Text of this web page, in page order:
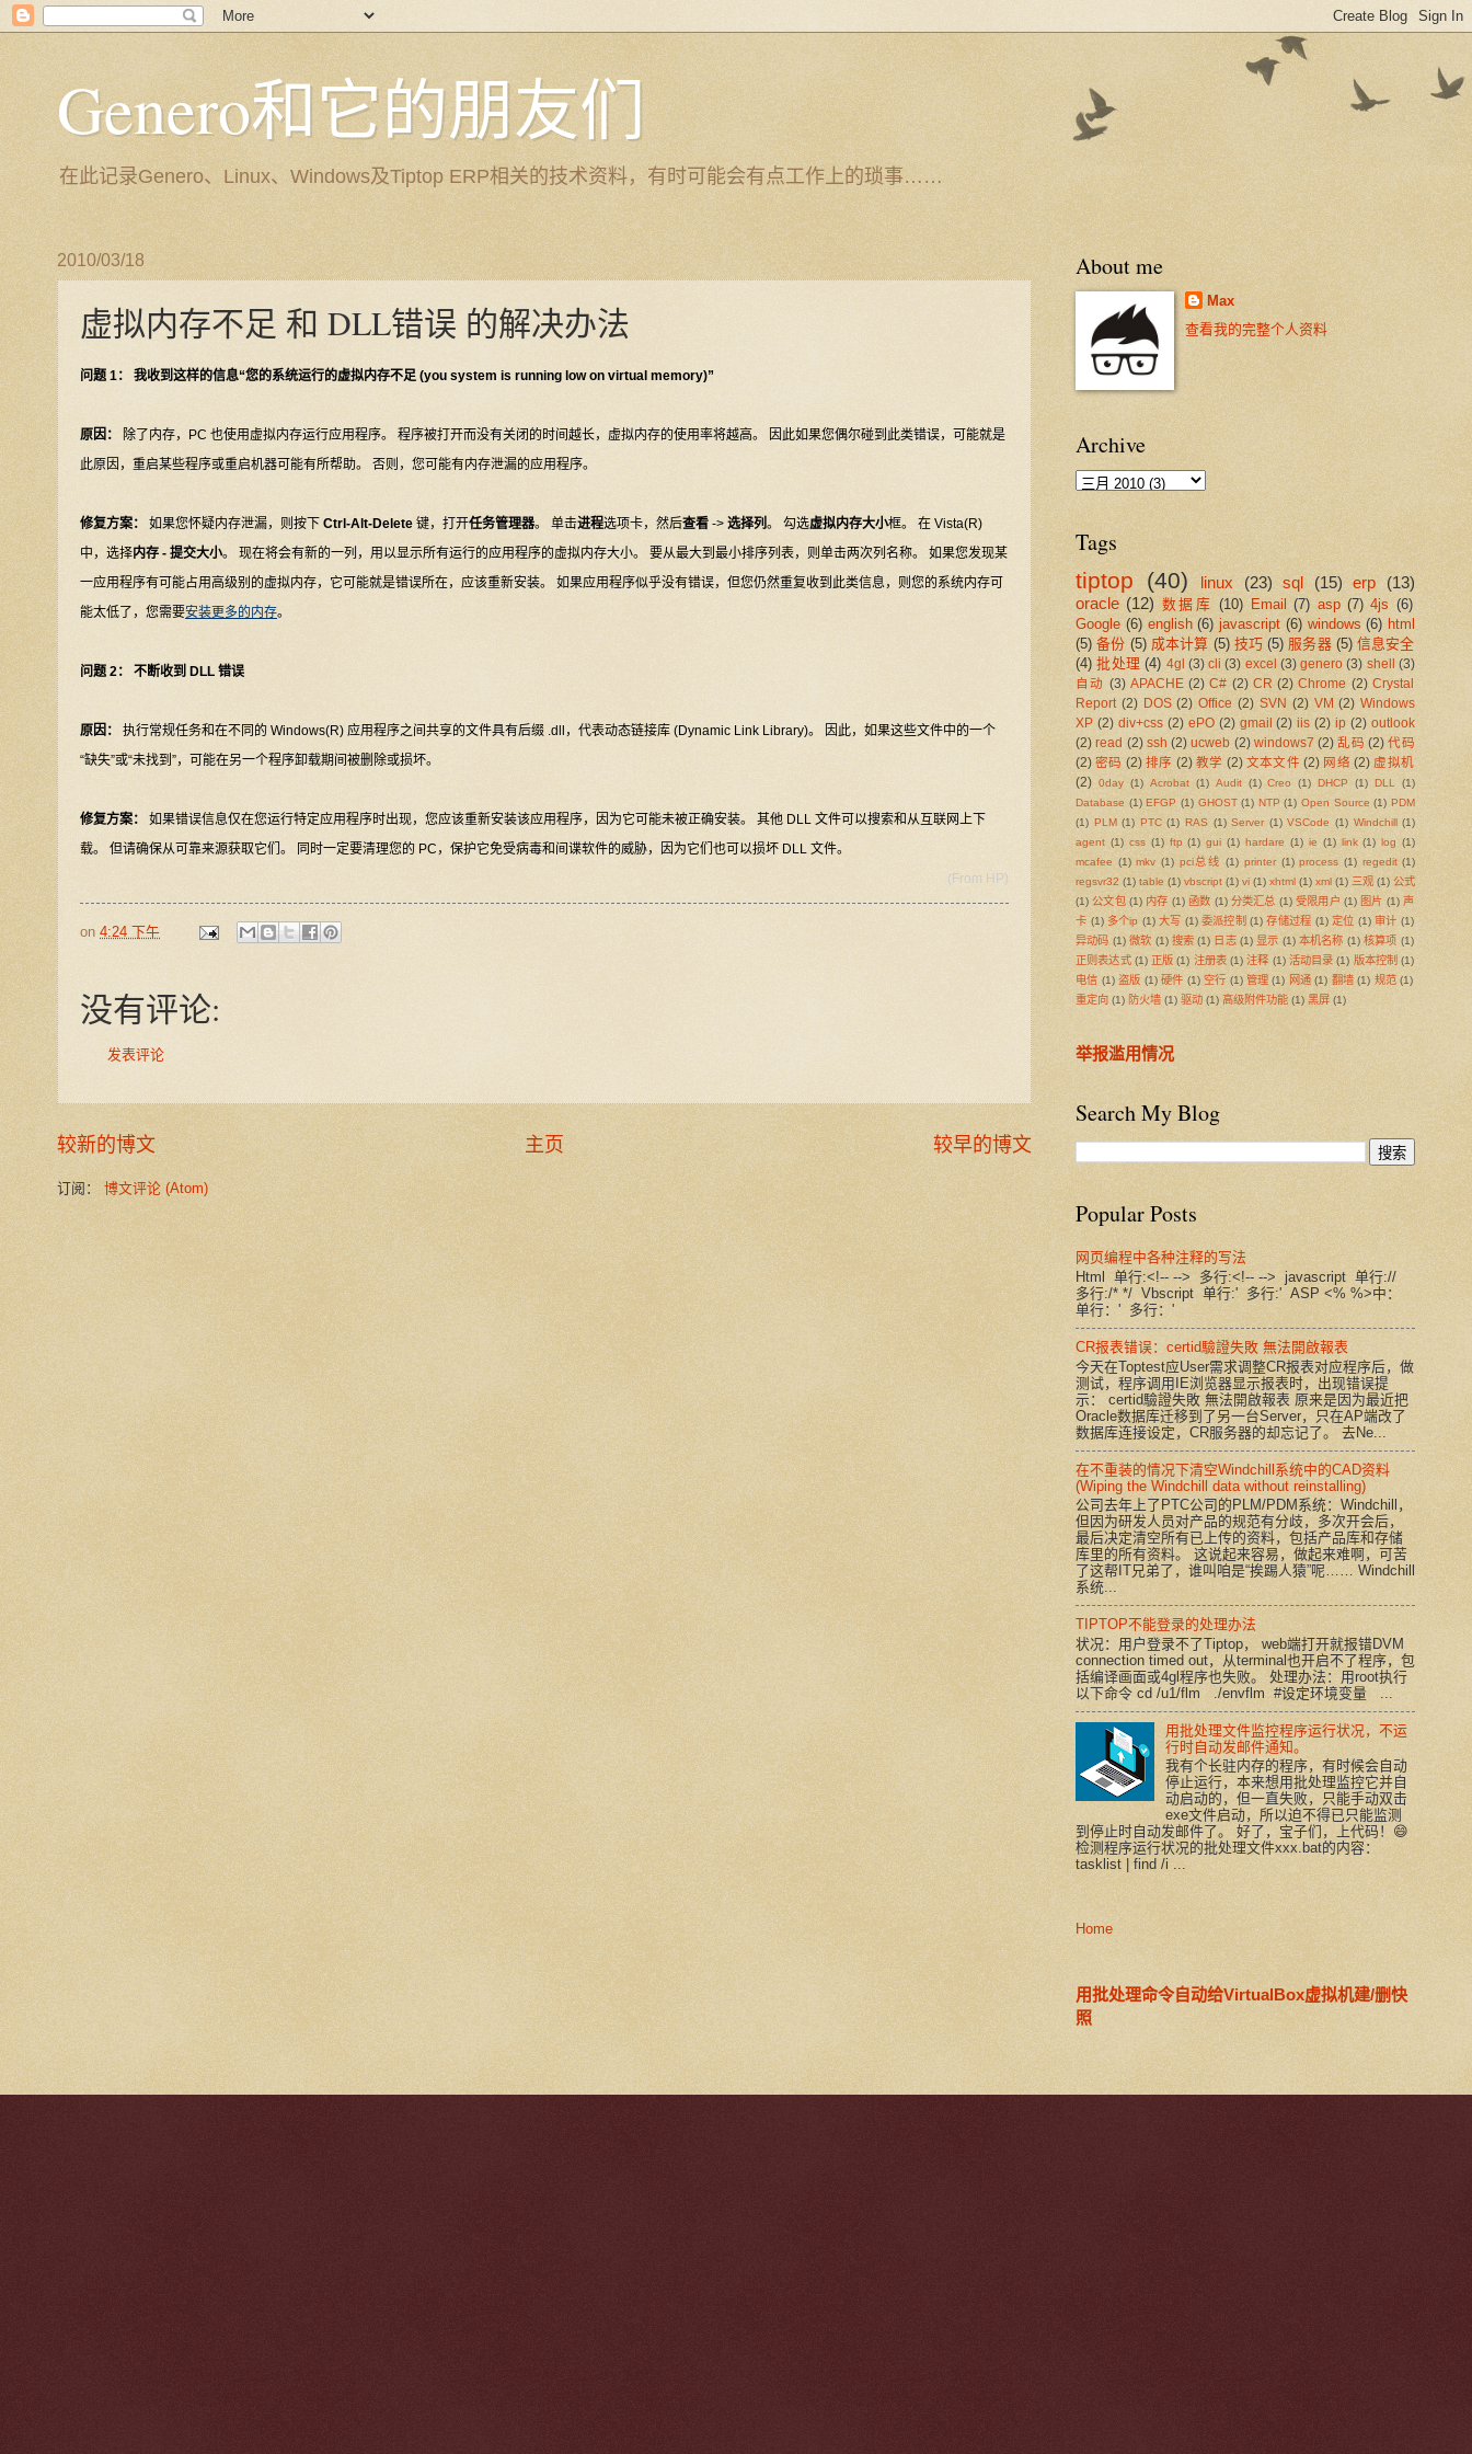
Genero和它的朋友们
在此记录Genero、Linux、Windows及Tiptop ERP相关的技术资料，有时可能会有点工作上的琐事……
2010/03/18
虚拟内存不足 和 DLL错误 的解决办法
问题 1： 我收到这样的信息“您的系统运行的虚拟内存不足 (you system is running low on virtual memory)”
原因：
除了内存，PC 也使用虚拟内存运行应用程序。 程序被打开而没有关闭的时间越长，虚拟内存的使用率将越高。 因此如果您偶尔碰到此类错误，可能就是
此原因，重启某些程序或重启机器可能有所帮助。 否则，您可能有内存泄漏的应用程序。
修复方案： 如果您怀疑内存泄漏，则按下 Ctrl-Alt-Delete 键，打开任务管理器。 单击进程选项卡，然后查看 -> 选择列。 勾选虚拟内存大小框。 在 Vista(R)
中，选择内存 - 提交大小。 现在将会有新的一列，用以显示所有运行的应用程序的虚拟内存大小。 要从最大到最小排序列表，则单击两次列名称。 如果您发现某
一应用程序有可能占用高级别的虚拟内存，它可能就是错误所在，应该重新安装。 如果应用程序似乎没有错误，但您仍然重复收到此类信息，则您的系统内存可
能太低了，您需要安装更多的内存。
问题 2： 不断收到 DLL 错误
原因：
执行常规任务和在不同的 Windows(R) 应用程序之间共享的文件具有后缀 .dll，代表动态链接库 (Dynamic Link Library)。 因此，如果这些文件中的一个
“缺失”或“未找到”，可能在另一个程序卸载期间被删除或损坏。
修复方案：
如果错误信息仅在您运行特定应用程序时出现，您应该重新安装该应用程序，因为它可能未被正确安装。 其他 DLL 文件可以搜索和从互联网上下
载。 但请确保从可靠来源获取它们。 同时一定要清理您的 PC，保护它免受病毒和间谍软件的威胁，因为它们也可以损坏 DLL 文件。
(From HP)
on 4:24 下午
没有评论:
发表评论
较新的博文 较早的博文
主页
订阅： 博文评论 (Atom)
About me
Max
查看我的完整个人资料
Archive
Tags
tiptop (40) linux (23) sql (15) erp
(13)
oracle (12) 数据库 (10) Email (7) asp (7) 4js (6)
Google (6) english (6) javascript (6) windows (6) html
(5) 备份 (5) 成本计算 (5) 技巧 (5) 服务器 (5) 信息安全
(4) 批处理 (4) 4gl (3) cli (3) excel (3) genero (3) shell
(3)
自动 (3) APACHE (2) C# (2) CR (2) Chrome (2) Crystal
Report (2) DOS (2) Office (2) SVN (2) VM (2) Windows
XP (2) div+css (2) ePO (2) gmail (2) iis (2) ip (2) outlook
(2) read (2) ssh (2) ucweb (2) windows7 (2) 乱码 (2) 代码
(2) 密码 (2) 排序 (2) 教学 (2) 文本文件 (2) 网络 (2) 虚拟机
(2) 0day (1) Acrobat (1) Audit (1) Creo (1) DHCP (1) DLL (1)
Database (1) EFGP (1) GHOST (1) NTP (1) Open Source (1) PDM
(1) PLM (1) PTC (1) RAS (1) Server (1) VSCode (1) Windchill
(1)
agent (1) css (1) ftp (1) gui (1) hardare (1) ie (1) link (1) log (1)
mcafee (1) mkv (1) pci总线 (1) printer (1) process (1) regedit (1)
regsvr32 (1) table (1) vbscript (1) vi (1) xhtml (1) xml (1) 三观 (1) 公式
(1) 公文包 (1) 内存 (1) 函数 (1) 分类汇总 (1) 受限用户 (1) 图片 (1) 声
卡 (1) 多个ip (1) 大写 (1) 委派控制 (1) 存储过程 (1) 定位 (1) 审计 (1)
异动码 (1) 微软 (1) 搜索 (1) 日志 (1) 显示 (1) 本机名称 (1) 核算项 (1)
正则表达式 (1) 正版 (1) 注册表 (1) 注释 (1) 活动目录 (1) 版本控制 (1)
电信 (1) 盗版 (1) 硬件 (1) 空行 (1) 管理 (1) 网通 (1) 翻墙 (1) 规范 (1)
重定向 (1) 防火墙 (1) 驱动 (1) 高级附件功能 (1) 黑屏 (1)
举报滥用情况
Search My Blog
Popular Posts
网页编程中各种注释的写法
Html 单行:<!-- --> 多行:<!-- --> javascript 单行://
多行:/* */ Vbscript 单行:' 多行:' ASP <% %>中：
单行：' 多行：'
CR报表错误：certid驗證失敗 無法開啟報表
今天在Toptest应User需求调整CR报表对应程序后，做
测试，程序调用IE浏览器显示报表时，出现错误提
示： certid驗證失敗 無法開啟報表 原来是因为最近把
Oracle数据库迁移到了另一台Server，只在AP端改了
数据库连接设定，CR服务器的却忘记了。 去Ne...
在不重装的情况下清空Windchill系统中的CAD资料
(Wiping the Windchill data without reinstalling)
公司去年上了PTC公司的PLM/PDM系统：Windchill，
但因为研发人员对产品的规范有分歧，多次开会后，
最后决定清空所有已上传的资料，包括产品库和存储
库里的所有资料。 这说起来容易，做起来难啊，可苦
了这帮IT兄弟了，谁叫咱是“挨踢人猿”呢…… Windchill
系统...
TIPTOP不能登录的处理办法
状况：用户登录不了Tiptop， web端打开就报错DVM
connection timed out，从terminal也开启不了程序，包
括编译画面或4gl程序也失败。 处理办法：用root执行
以下命令 cd /u1/flm ./envflm #设定环境变量 ...
用批处理文件监控程序运行状况，不运
行时自动发邮件通知。
我有个长驻内存的程序，有时候会自动
停止运行，本来想用批处理监控它并自
动启动的，但一直失败，只能手动双击
exe文件启动，所以迫不得已只能监测
到停止时自动发邮件了。 好了，宝子们，上代码！😄
检测程序运行状况的批处理文件xxx.bat的内容：
tasklist | find /i ...
Home
用批处理命令自动给VirtualBox虚拟机建/删快
照